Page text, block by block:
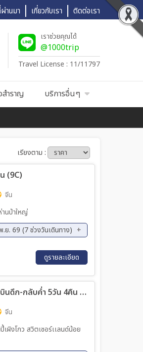
านมา เกี่ยวกับเรา ติดต่อเรา
เราช่วยคุณได้
@1000trip
Travel License : 11/11797
สำราญ บริการอื่นๆ
เรียงตาม :
(9C)
จีน
นป่าใหญ่
ย. 69 (7 ช่วงวันเดินทาง)
23 ต.ค. 69 - 26 ต.ค. 69
ดูรายละเอียด
ทัวร์จีน ซุปตาร์...เฉิงตู ภูเขาสี่ดรุณี ปี้เผิงโกว บ่อยากเชื่อสายตา !! บินดึก-กลับค่ำ 5วัน 4คืน (EU)
จีน
ผิงโกว สวิตเซอร์เเลนด์น้อย